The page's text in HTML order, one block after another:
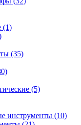
(1)
(35)
(5)
инструменты (10)